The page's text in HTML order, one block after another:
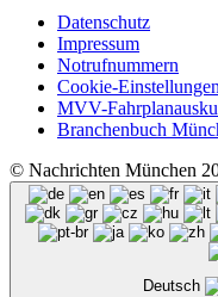
Datenschutz
Impressum
Notrufnummern
Cookie-Einstellungen
MVV-
Branchenbuch
© Nachrichten München
Deutsch